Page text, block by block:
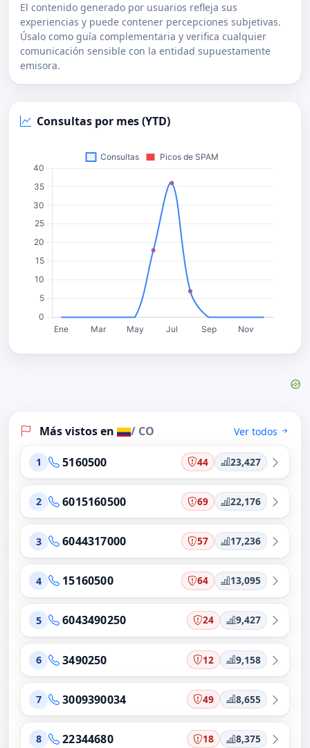
El contenido generado por usuarios refleja sus
experiencias y puede contener percepciones subjetivas.
Úsalo como guía complementaria y verifica cualquier
comunicación sensible con la entidad supuestamente
emisora.
Consultas por mes (YTD)
Más vistos en / CO Ver todos
1 5160500 44 23,427
2 6015160500 69 22,176
3 6044317000 57 17,236
4 15160500 64 13,095
5 6043490250 24 9,427
6 3490250 12 9,158
7 3009390034 49 8,655
8 22344680 18 8,375